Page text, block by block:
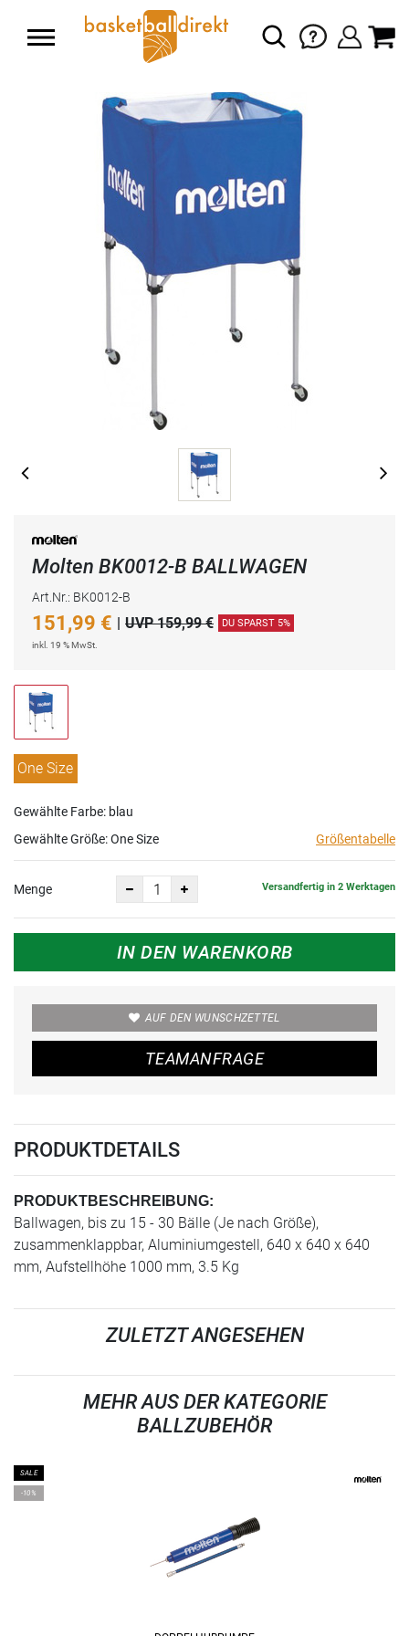
Molten BK0012-B BALLWAGEN
Art.Nr.: BK0012-B
151,99 € | UVP 159,99 € DU SPARST 5%
inkl. 19 % MwSt.
One Size
Gewählte Farbe: blau
Gewählte Größe:One Size Größentabelle
Menge Versandfertig in 2 Werktagen
IN DEN WARENKORB
AUF DEN WUNSCHZETTEL
TEAMANFRAGE
PRODUKTDETAILS
PRODUKTBESCHREIBUNG:
Ballwagen, bis zu 15 - 30 Bälle (Je nach Größe),
zusammenklappbar, Aluminiumgestell, 640 x 640 x 640
mm, Aufstellhöhe 1000 mm, 3.5 Kg
ZULETZT ANGESEHEN
MEHR AUS DER KATEGORIE
BALLZUBEHÖR
SALE
-10%